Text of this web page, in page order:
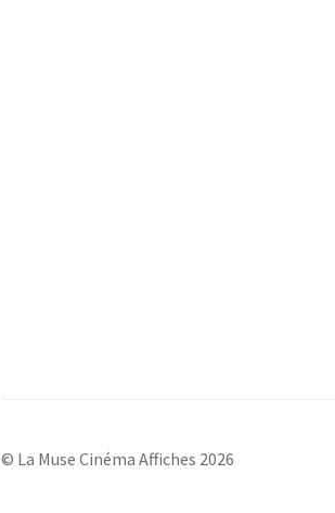
© La Muse Cinéma Affiches 2026